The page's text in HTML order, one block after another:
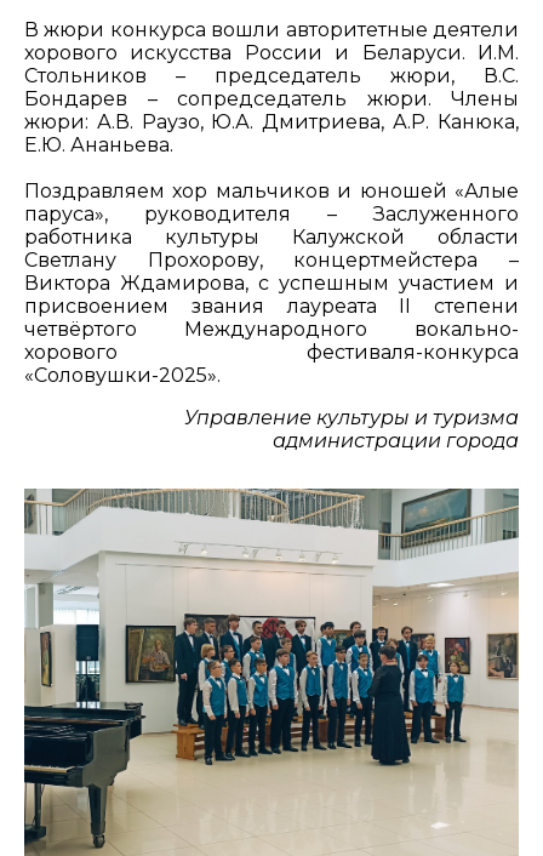
В жюри конкурса вошли авторитетные деятели
хорового искусства России и Беларуси. И.М.
Стольников – председатель жюри, В.С.
Бондарев – сопредседатель жюри. Члены
жюри: А.В. Раузо, Ю.А. Дмитриева, А.Р. Канюка,
Е.Ю. Ананьева.
Поздравляем хор мальчиков и юношей «Алые
паруса», руководителя – Заслуженного
работника культуры Калужской области
Светлану Прохорову, концертмейстера –
Виктора Ждамирова, с успешным участием и
присвоением звания лауреата II степени
четвёртого Международного вокально-
хорового фестиваля-конкурса
«Соловушки-2025».
Управление культуры и туризма
администрации города